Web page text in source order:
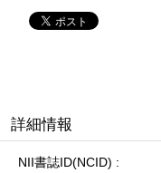
詳細情報
NII書誌ID(NCID)